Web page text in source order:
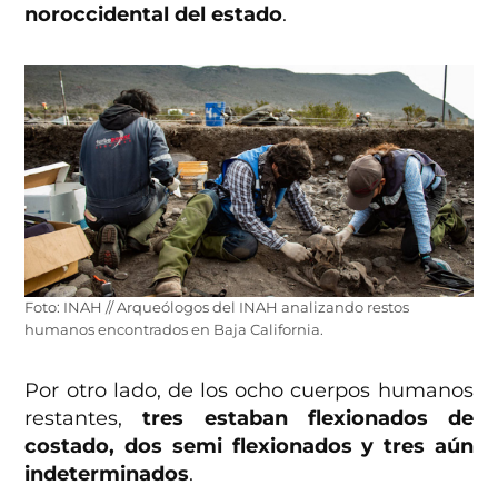
noroccidental del estado.
Foto: INAH // Arqueólogos del INAH analizando restos
humanos encontrados en Baja California.
Por otro lado, de los ocho cuerpos humanos
restantes,tres estaban flexionados de
costado, dos semi flexionados y tres aún
indeterminados.